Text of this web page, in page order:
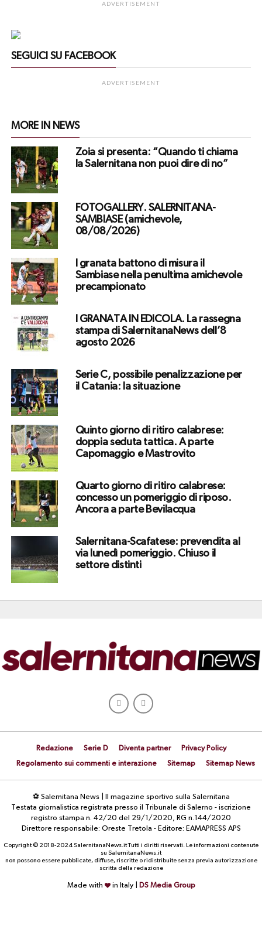
ADVERTISEMENT
SEGUICI SU FACEBOOK
ADVERTISEMENT
MORE IN NEWS
Zoia si presenta: “Quando ti chiama
la Salernitana non puoi dire di no”
FOTOGALLERY. SALERNITANA-
SAMBIASE (amichevole,
08/08/2026)
I granata battono di misura il
Sambiase nella penultima amichevole
precampionato
I GRANATA IN EDICOLA. La rassegna
stampa di SalernitanaNews dell’8
agosto 2026
Serie C, possibile penalizzazione per
il Catania: la situazione
Quinto giorno di ritiro calabrese:
doppia seduta tattica. A parte
Capomaggio e Mastrovito
Quarto giorno di ritiro calabrese:
concesso un pomeriggio di riposo.
Ancora a parte Bevilacqua
Salernitana-Scafatese: prevendita al
via lunedì pomeriggio. Chiuso il
settore distinti
Redazione Serie D Diventa partner
Privacy Policy
Regolamento sui commenti e interazione
Sitemap Sitemap News
⚽ Salernitana News | Il magazine sportivo sulla Salernitana
Testata giornalistica registrata presso il Tribunale di Salerno - iscrizione
registro stampa n. 42/20 del 29/1/2020, RG n.144/2020
Direttore responsabile: Oreste Tretola - Editore: EAMAPRESS APS
Copyright © 2018-2024 SalernitanaNews.it Tutti i diritti riservati. Le informazioni contenute
su SalernitanaNews.it
non possono essere pubblicate, diffuse, riscritte o ridistribuite senza previa autorizzazione
scritta della redazione
Made with in Italy | DS Media Group